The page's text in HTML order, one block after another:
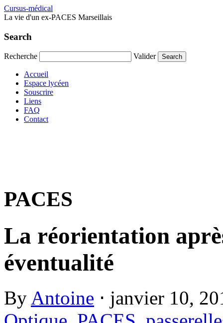
Cursus-médical
La vie d'un ex-PACES Marseillais
Search
Recherche Valider
Accueil
Espace lycéen
Souscrire
Liens
FAQ
Contact
PACES
La réorientation
éventualité
By Antoine ⋅ janvier 10,